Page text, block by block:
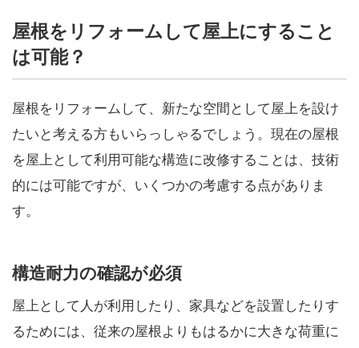
屋根をリフォームして屋上にすること
は可能？
屋根をリフォームして、新たな空間として屋上を設け
たいと考える方もいらっしゃるでしょう。現在の屋根
を屋上として利用可能な構造に改修することは、技術
的には可能ですが、いくつかの考慮する点がありま
す。
構造耐力の確認が必須
屋上として人が利用したり、家具などを設置したりす
るためには、従来の屋根よりもはるかに大きな荷重に